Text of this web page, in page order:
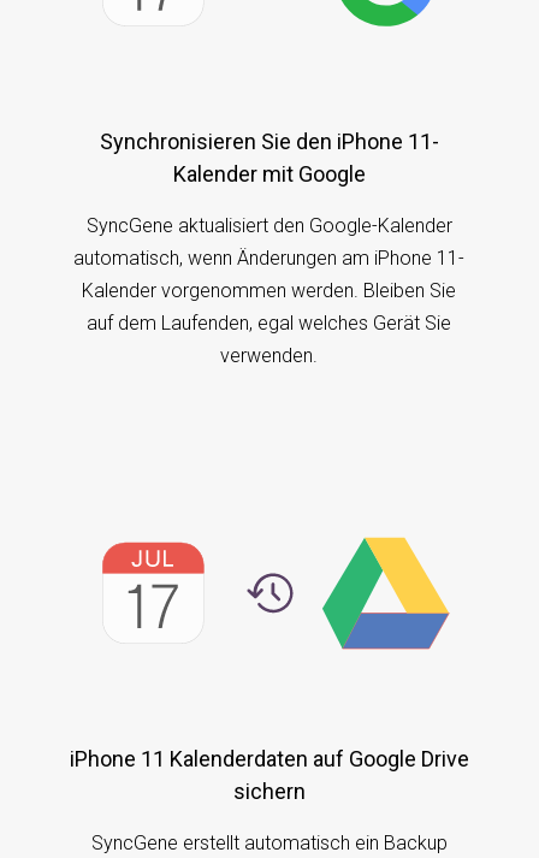
Synchronisieren Sie den iPhone 11-
Kalender mit Google
SyncGene aktualisiert den Google-Kalender
automatisch, wenn Änderungen am iPhone 11-
Kalender vorgenommen werden. Bleiben Sie
auf dem Laufenden, egal welches Gerät Sie
verwenden.
iPhone 11 Kalenderdaten auf Google Drive
sichern
SyncGene erstellt automatisch ein Backup